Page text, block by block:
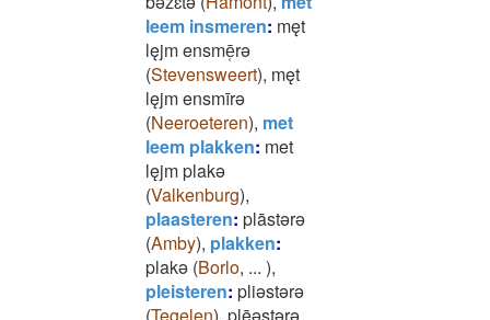
leem insmeren: męt
lęjm ensmē̜rǝ
(Stevensweert), męt
lęjm ensmīrǝ
(Neeroeteren), met
leem plakken: met
lęjm plakǝ
(Valkenburg),
plaasteren: plāstǝrǝ
(Amby), plakken:
plakǝ (Borlo, ... ),
pleisteren: pliǝstǝrǝ